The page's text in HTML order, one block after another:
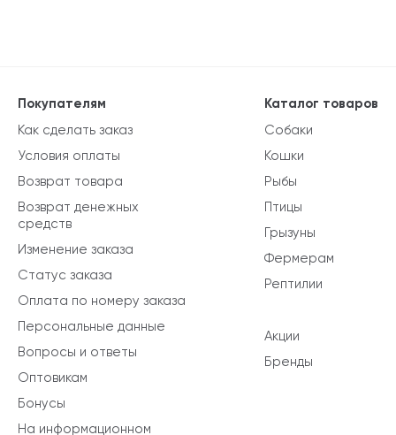
Каталог товаров
Собаки
Кошки
Рыбы
Птицы
Грызуны
Фермерам
Рептилии
Акции
Бренды
Покупателям
Как сделать заказ
Условия оплаты
Возврат товара
Возврат денежных
средств
Изменение заказа
Статус заказа
Оплата по номеру заказа
Персональные данные
Вопросы и ответы
Оптовикам
Бонусы
На информационном